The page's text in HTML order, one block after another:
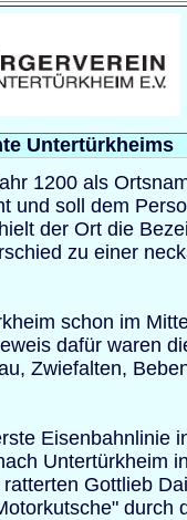
Untertürkheims
1200 als
und soll dem
der Ort die
zu einer
schon im
dafür waren
Zwiefalten,
Eisenbahnlinie
Untertürkheim
Gottlieb
durch